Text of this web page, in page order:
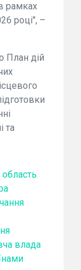
рамках
році", –
План дій
та
влада